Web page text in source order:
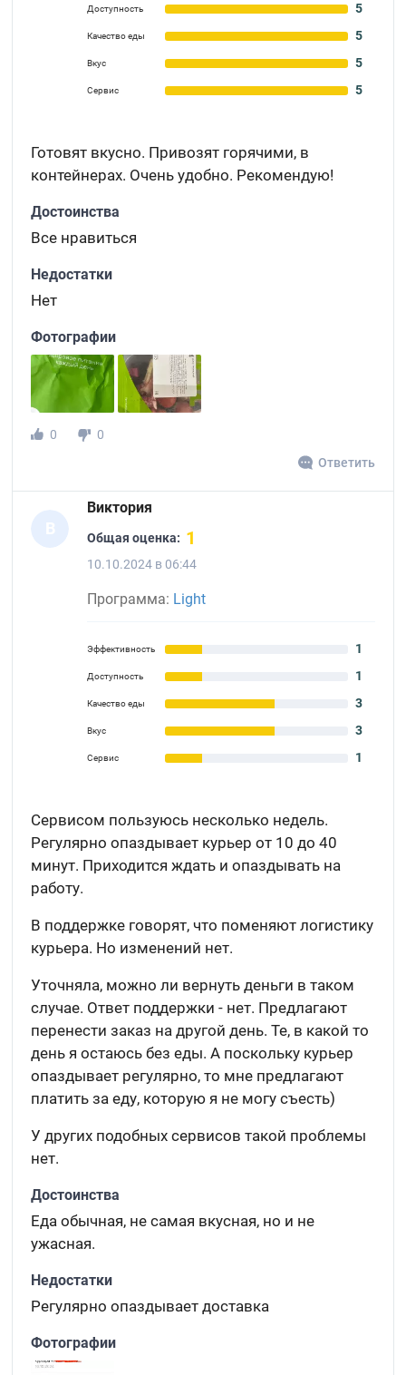
Доступность 5
Качество еды 5
Вкус 5
Сервис 5
Готовят вкусно. Привозят горячими, в
контейнерах. Очень удобно. Рекомендую!
Достоинства
Все нравиться
Недостатки
Нет
Фотографии
0
0
Ответить
В
Виктория
Общая оценка: 1
10.10.2024 в 06:44
Программа: Light
Эффективность 1
Доступность 1
Качество еды 3
Вкус 3
Сервис 1
Сервисом пользуюсь несколько недель.
Регулярно опаздывает курьер от 10 до 40
минут. Приходится ждать и опаздывать на
работу.
В поддержке говорят, что поменяют логистику
курьера. Но изменений нет.
Уточняла, можно ли вернуть деньги в таком
случае. Ответ поддержки - нет. Предлагают
перенести заказ на другой день. Те, в какой то
день я остаюсь без еды. А поскольку курьер
опаздывает регулярно, то мне предлагают
платить за еду, которую я не могу съесть)
У других подобных сервисов такой проблемы
нет.
Достоинства
Еда обычная, не самая вкусная, но и не
ужасная.
Недостатки
Регулярно опаздывает доставка
Фотографии